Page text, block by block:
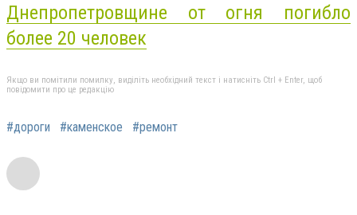
Днепропетровщине от огня погибло
более 20 человек
Якщо ви помітили помилку, виділіть необхідний текст і натисніть Ctrl + Enter, щоб
повідомити про це редакцію
#дороги #каменское #ремонт